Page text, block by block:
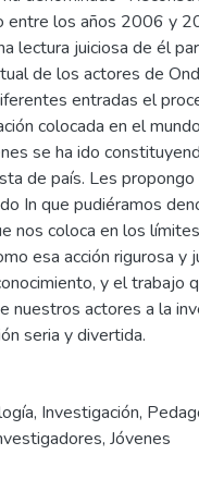
entre los años 2006 y
lectura juiciosa de él
de los actores de
entradas el
colocada en el
se ha ido
de país. Les
In que pudiéramos
nos coloca en los
esa acción rigurosa y
y el trabajo
nuestros actores a la
seria y divertida.
, Investigación,
, Jóvenes